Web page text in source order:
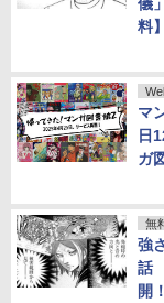
料】
マ
日
ガ
無
強
話
開